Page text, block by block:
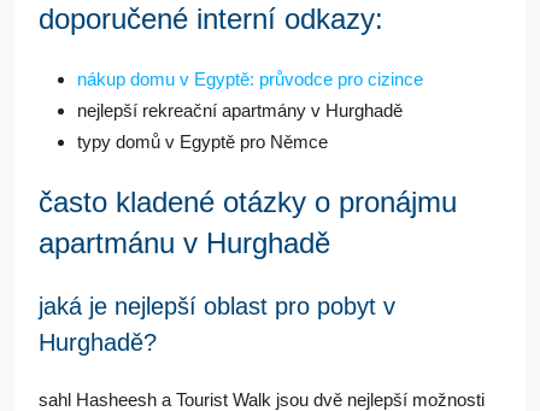
doporučené interní odkazy:
nákup domu v Egyptě: průvodce pro cizince
nejlepší rekreační apartmány v Hurghadě
typy domů v Egyptě pro Němce
často kladené otázky o pronájmu
apartmánu v Hurghadě
jaká je nejlepší oblast pro pobyt v
Hurghadě?
sahl Hasheesh a Tourist Walk jsou dvě nejlepší možnosti